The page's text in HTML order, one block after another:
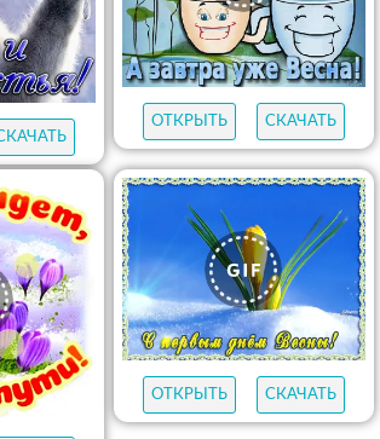
ОТКРЫТЬ СКАЧАТЬ
ОТКРЫТЬ СКАЧАТЬ